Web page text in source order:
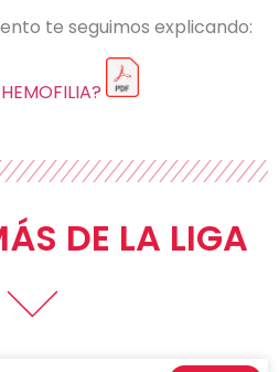
te seguimos explicando:
DE LA LIGA